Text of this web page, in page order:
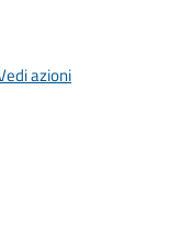
azioni